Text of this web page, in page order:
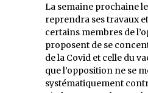
La semaine prochaine
reprendra ses travaux
certains membres de
proposent de se
de la Covid et celle du
que l’opposition ne se
systématiquement